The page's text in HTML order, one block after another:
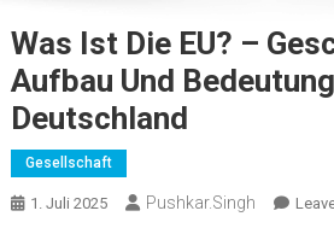
Was Ist Die EU? –
Aufbau Und
Deutschland
Gesellschaft
1. Juli 2025 Pushkar.singh